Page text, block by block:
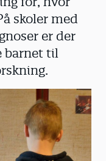
skoler med
er der
barnet til